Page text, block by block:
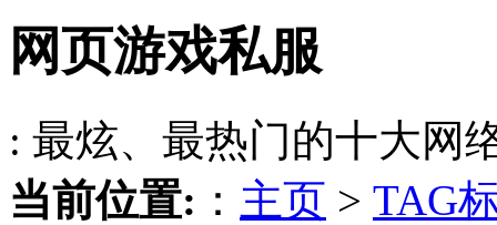
网页游戏私服
: 最炫、最热门的十大网
当前位置: ： 主页 > TAG